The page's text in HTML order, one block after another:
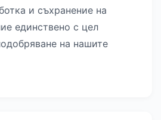
и съхранение на
единствено с цел
на нашите